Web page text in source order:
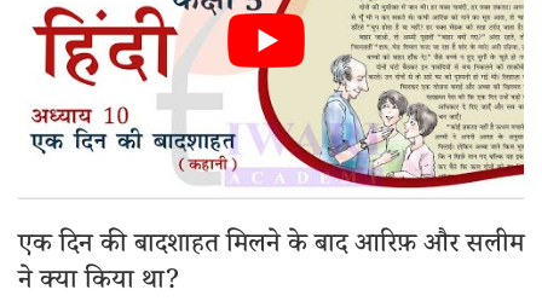
एक दिन की बादशाहत मिलने के बाद आरिफ़ और सलीम
ने क्या किया था?